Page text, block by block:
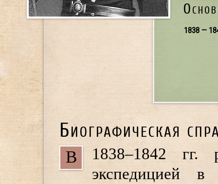
1838 —
Биографическая
В
1838–1842 гг.
экспедицией